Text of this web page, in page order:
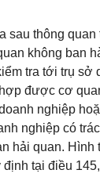
sau thông
không ban
tra tới trụ sở
được cơ
nghiệp
nghiệp có
hải quan. Hình
tại điều